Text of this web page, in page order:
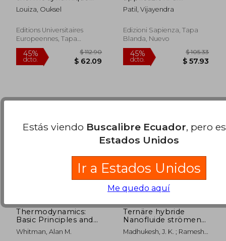
$ 114.52
(en Francés)
Louiza, Ouksel
Editions Universitaires
Europeennes, Tapa
Blanda, Nuevo
trasferimento del
calore (en Italiano)
Patil, Vijayendra
Edizioni Sapienza, Tapa
Blanda, Nuevo
Thermodynamics:
Basic Principles and
Engineering
Applications (en
Whitman, Alan M.
Ternäre hybride
Nanofluide strömen
über verschiedene
Geometrien (en
Madhukesh, J. K. ; Ramesh,
Estás viendo Buscalibre Ecuador, pero
Estados Unidos
Ir a Estados Unidos
Me quedo aquí